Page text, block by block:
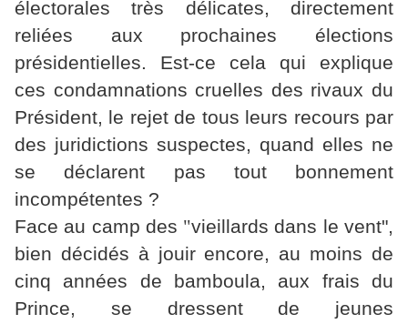
électorales très délicates, directement
reliées aux prochaines élections
présidentielles. Est-ce cela qui explique
ces condamnations cruelles des rivaux du
Président, le rejet de tous leurs recours par
des juridictions suspectes, quand elles ne
se déclarent pas tout bonnement
incompétentes ?
Face au camp des "vieillards dans le vent",
bien décidés à jouir encore, au moins de
cinq années de bamboula, aux frais du
Prince, se dressent de jeunes